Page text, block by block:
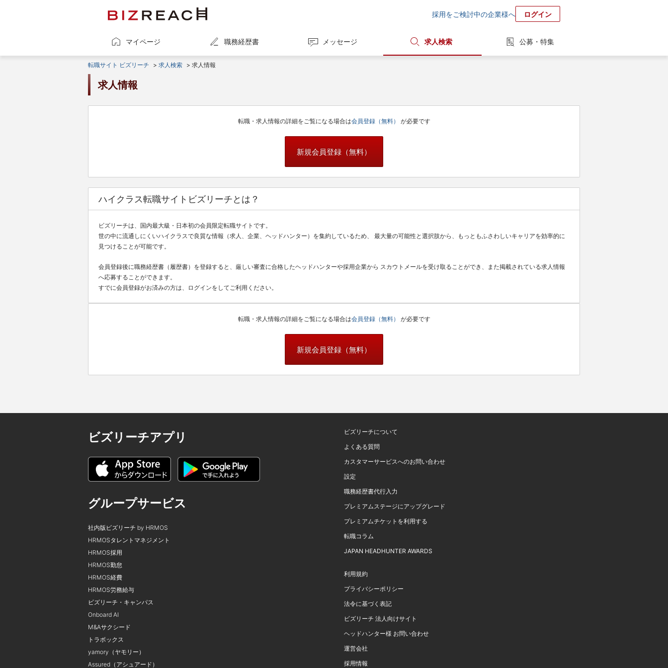
採用をご検討中の企業様へ ログイン
マイページ 職務経歴書 メッセージ 求人検索 公募・特集
転職サイト ビズリーチ > 求人検索 > 求人情報
求人情報
転職・求人情報の詳細をご覧になる場合は会員登録（無料） が必要です
新規会員登録（無料）
ハイクラス転職サイトビズリーチとは？
ビズリーチは、国内最大級・日本初の会員限定転職サイトです。
世の中に流通しにくいハイクラスで良質な情報（求人、企業、ヘッドハンター）を集約しているため、 最大量の可能性と選択肢から、もっともふさわしいキャリアを効率的に
見つけることが可能です。
会員登録後に職務経歴書（履歴書）を登録すると、厳しい審査に合格したヘッドハンターや採用企業から スカウトメールを受け取ることができ、また掲載されている求人情報
へ応募することができます。
すでに会員登録がお済みの方は、ログインをしてご利用ください。
転職・求人情報の詳細をご覧になる場合は会員登録（無料） が必要です
新規会員登録（無料）
ビズリーチアプリ
グループサービス
社内版ビズリーチ by HRMOS
HRMOSタレントマネジメント
HRMOS採用
HRMOS勤怠
HRMOS経費
HRMOS労務給与
ビズリーチ・キャンパス
Onboard AI
M&Aサクシード
トラボックス
yamory（ヤモリー）
Assured（アシュアード）
ビズリーチについて
よくある質問
カスタマーサービスへのお問い合わせ
設定
職務経歴書代行入力
プレミアムステージにアップグレード
プレミアムチケットを利用する
転職コラム
JAPAN HEADHUNTER AWARDS
利用規約
プライバシーポリシー
法令に基づく表記
ビズリーチ 法人向けサイト
ヘッドハンター様 お問い合わせ
運営会社
採用情報